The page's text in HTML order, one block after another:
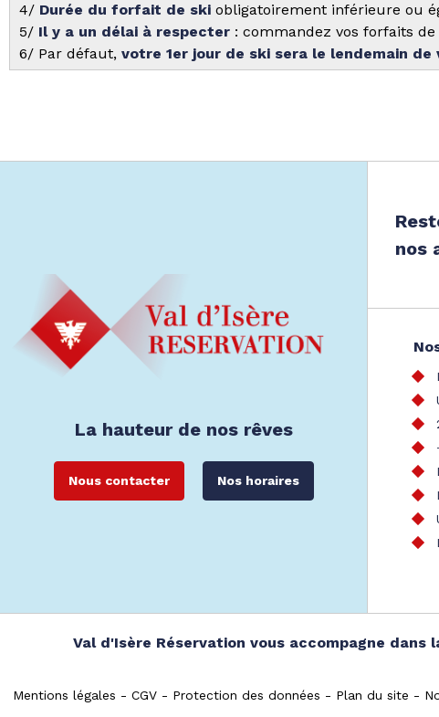
4/ Durée du forfait de ski obligatoirement inférieure ou
5/ Il y a un délai à respecter : commandez vos forfaits
6/ Par défaut, votre 1er jour de ski sera le lendemain de
La hauteur de nos rêves
Nous contacter Nos horaires
nos
Val d'Isère Réservation vous accompagne dans
Mentions légales CGV Protection des données Plan du site